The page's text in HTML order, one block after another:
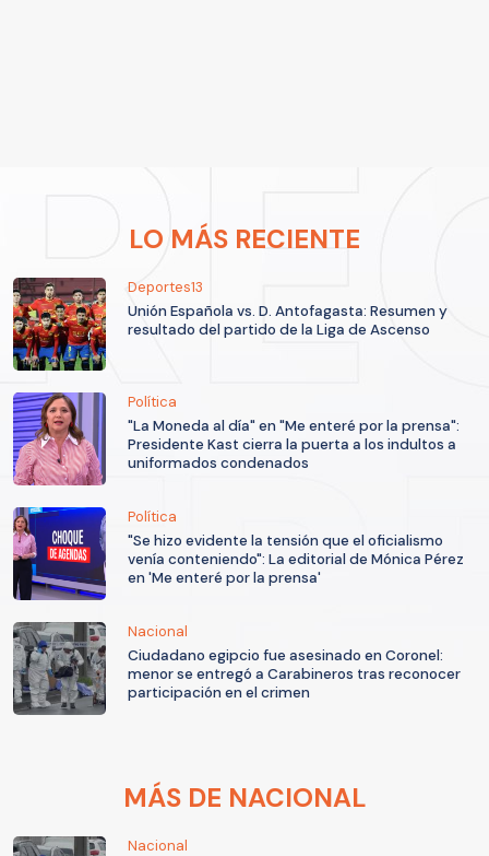
LO MÁS RECIENTE
Deportes13
Unión Española vs. D. Antofagasta: Resumen y
resultado del partido de la Liga de Ascenso
Política
"La Moneda al día" en "Me enteré por la prensa":
Presidente Kast cierra la puerta a los indultos a
uniformados condenados
Política
"Se hizo evidente la tensión que el oficialismo
venía conteniendo": La editorial de Mónica Pérez
en 'Me enteré por la prensa'
Nacional
Ciudadano egipcio fue asesinado en Coronel:
menor se entregó a Carabineros tras reconocer
participación en el crimen
MÁS DE NACIONAL
Nacional